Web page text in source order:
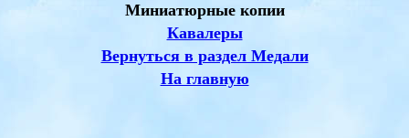
Миниатюрные копии
Кавалеры
Вернуться в раздел Медали
На главную